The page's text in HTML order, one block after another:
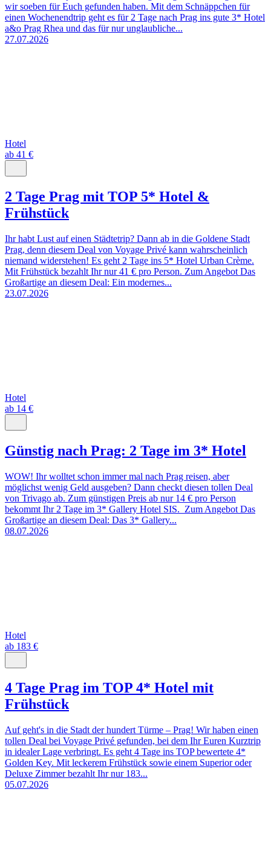
wir soeben für Euch gefunden haben. Mit dem Schnäppchen für
einen Wochenendtrip geht es für 2 Tage nach Prag ins gute 3* Hotel
a&o Prag Rhea und das für nur unglaubliche...
27.07.2026
Hotel
ab 41 €
2 Tage Prag mit TOP 5* Hotel &
Frühstück
Ihr habt Lust auf einen Städtetrip? Dann ab in die Goldene Stadt
Prag, denn diesem Deal von Voyage Privé kann wahrscheinlich
niemand widerstehen! Es geht 2 Tage ins 5* Hotel Urban Crème.
Mit Frühstück bezahlt Ihr nur 41 € pro Person. Zum Angebot Das
Großartige an diesem Deal: Ein modernes...
23.07.2026
Hotel
ab 14 €
Günstig nach Prag: 2 Tage im 3* Hotel
WOW! Ihr wolltet schon immer mal nach Prag reisen, aber
möglichst wenig Geld ausgeben? Dann checkt diesen tollen Deal
von Trivago ab. Zum günstigen Preis ab nur 14 € pro Person
bekommt Ihr 2 Tage im 3* Gallery Hotel SIS. Zum Angebot Das
Großartige an diesem Deal: Das 3* Gallery...
08.07.2026
Hotel
ab 183 €
4 Tage Prag im TOP 4* Hotel mit
Frühstück
Auf geht's in die Stadt der hundert Türme – Prag! Wir haben einen
tollen Deal bei Voyage Privé gefunden, bei dem Ihr Euren Kurztrip
in idealer Lage verbringt. Es geht 4 Tage ins TOP bewertete 4*
Golden Key. Mit leckerem Frühstück sowie einem Superior oder
Deluxe Zimmer bezahlt Ihr nur 183...
05.07.2026